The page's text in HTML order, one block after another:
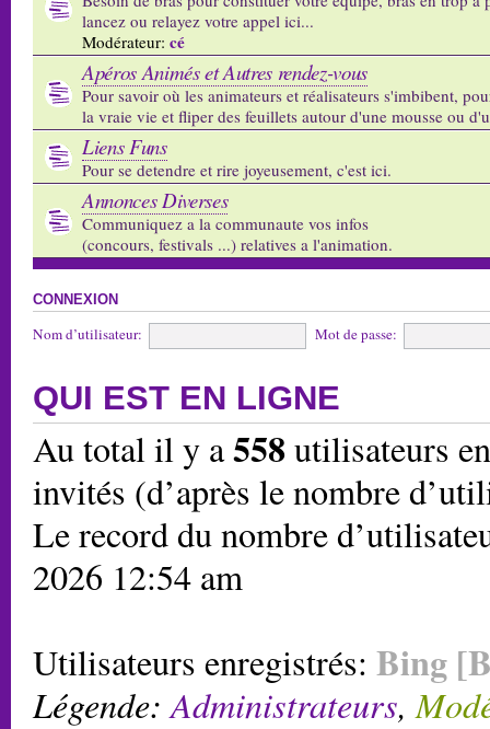
lancez ou relayez votre appel ici...
Modérateur: cé
Apéros Animés et Autres rendez-vous
Pour savoir où les animateurs et réalisateurs s'imbibent,
la vraie vie et fliper des feuillets autour d'une mousse ou
Liens Funs
Pour se detendre et rire joyeusement, c'est ici.
Annonces Diverses
Communiquez a la communaute vos infos
(concours, festivals ...) relatives a l'animation.
CONNEXION
Nom d’utilisateur: Mot de passe:
QUI EST EN LIGNE
Au total il y a558utilisateurs
invités (d’après le nombre
Le record du nombre
2026 12:54 am
Utilisateurs enregistrés: Bing
Légende:Administrateurs,